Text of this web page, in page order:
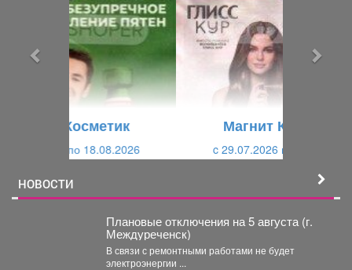
Магнит Косметик
c 29.07.2026 по 25.08.2026
НОВОСТИ
Плановые отключения на 5 августа (г.
Междуреченск)
В связи с ремонтными работами не будет
электроэнергии ...